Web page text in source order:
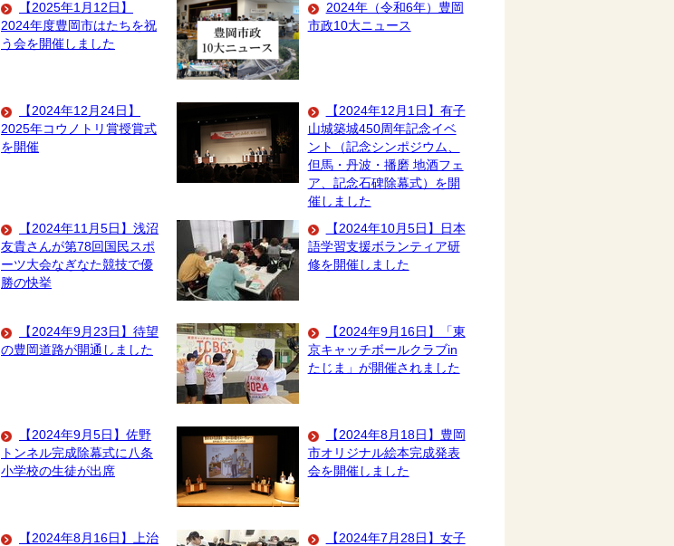
【2025年1月12日】
2024年度豊岡市はたちを祝
う会を開催しました
2024年（令和6年）豊岡
市政10大ニュース
【2024年12月24日】
2025年コウノトリ賞授賞式
を開催
【2024年12月1日】有子
山城築城450周年記念イベ
ント（記念シンポジウム、
但馬・丹波・播磨 地酒フェ
ア、記念石碑除幕式）を開
催しました
【2024年11月5日】浅沼
友貴さんが第78回国民スポ
ーツ大会なぎなた競技で優
勝の快挙
【2024年10月5日】日本
語学習支援ボランティア研
修を開催しました
【2024年9月23日】待望
の豊岡道路が開通しました
【2024年9月16日】「東
京キャッチボールクラブin
たじま」が開催されました
【2024年9月5日】佐野
トンネル完成除幕式に八条
小学校の生徒が出席
【2024年8月18日】豊岡
市オリジナル絵本完成発表
会を開催しました
【2024年8月16日】上治
【2024年7月28日】女子